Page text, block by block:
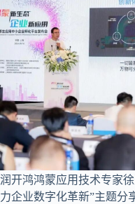
润开鸿鸿蒙应用技术专家
力企业数字化革新”主题分